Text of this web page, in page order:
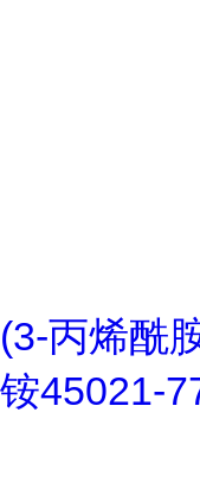
(3-丙烯酰
铵45021-